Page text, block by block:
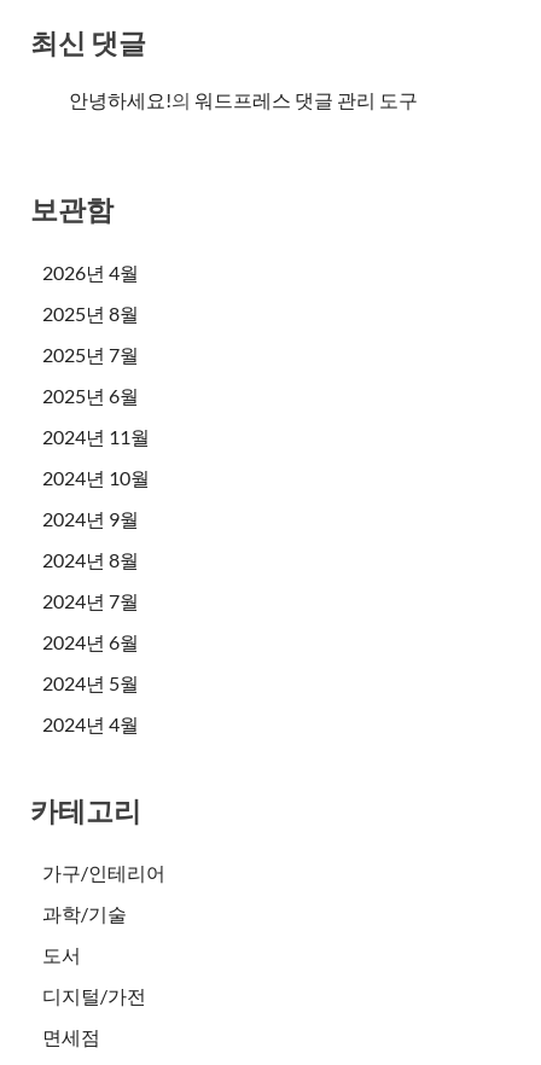
최신 댓글
안녕하세요!의 워드프레스 댓글 관리 도구
보관함
2026년 4월
2025년 8월
2025년 7월
2025년 6월
2024년 11월
2024년 10월
2024년 9월
2024년 8월
2024년 7월
2024년 6월
2024년 5월
2024년 4월
카테고리
가구/인테리어
과학/기술
도서
디지털/가전
면세점